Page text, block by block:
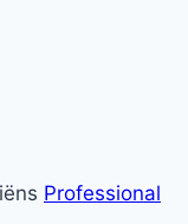
Professional